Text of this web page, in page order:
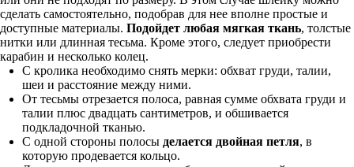
сделать самостоятельно, подобрав для нее вполне простые и
доступные материалы. Подойдет любая мягкая ткань, толстые
нитки или длинная тесьма. Кроме этого, следует приобрести
карабин и несколько колец.
С кролика необходимо снять мерки: обхват груди, талии,
шеи и расстояние между ними.
От тесьмы отрезается полоса, равная сумме обхвата груди и
талии плюс двадцать сантиметров, и обшивается
подкладочной тканью.
С одной стороны полосы делается двойная петля, в
которую продевается кольцо.